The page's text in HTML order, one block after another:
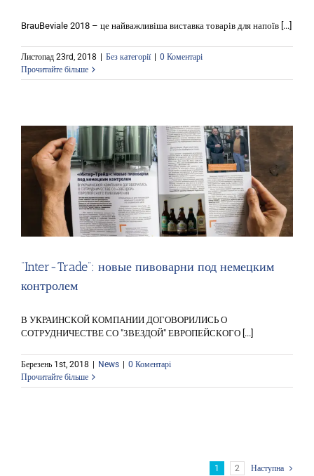
BrauBeviale 2018 – це найважливіша виставка товарів для напоїв [...]
Листопад 23rd, 2018 | Без категорії | 0 Коментарі
Прочитайте більше
“Inter-Trade”: новые пивоварни под
“Inter-Trade”: новые пивоварни под немецким
контролем
В УКРАИНСКОЙ КОМПАНИИ ДОГОВОРИЛИСЬ О
СОТРУДНИЧЕСТВЕ СО "ЗВЕЗДОЙ" ЕВРОПЕЙСКОГО [...]
Березень 1st, 2018 | News | 0 Коментарі
Прочитайте більше
1 2 Наступна